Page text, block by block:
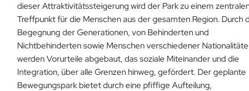
dieser Attraktivitätssteigerung wird der Park zu einem
Treffpunkt für die Menschen aus der gesamten Region. Durch
Begegnung der Generationen, von Behinderten und
Nichtbehinderten sowie Menschen verschiedener
werden Vorurteile abgebaut, das soziale Miteinander und die
Integration, über alle Grenzen hinweg, gefördert. Der geplante
Bewegungspark bietet durch eine pfiffige Aufteilung,